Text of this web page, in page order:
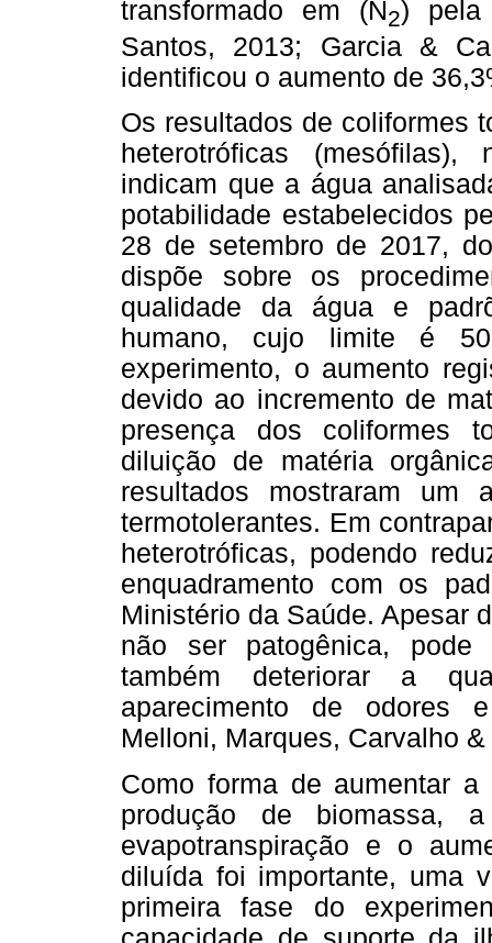
transformado em (N2) pela
Santos, 2013; Garcia &
identificou o aumento de
Os resultados de coliformes
heterotróficas
indicam que a água
potabilidade estabelecidos
28 de setembro de 2017,
dispõe sobre os
qualidade da água e
humano, cujo limite é
experimento, o aumento
devido ao incremento de
presença dos coliformes
diluição de matéria
resultados mostraram um
termotolerantes. Em
heterotróficas, podendo
enquadramento com os
Ministério da Saúde. Apesar
não ser patogênica, pode
também deteriorar a
aparecimento de odores
Melloni, Marques, Carvalho
Como forma de aumentar
produção de biomassa,
evapotranspiração e o
diluída foi importante, uma
primeira fase do